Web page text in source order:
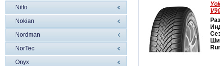
Nitto
Nokian
Nordman
NorTec
Onyx